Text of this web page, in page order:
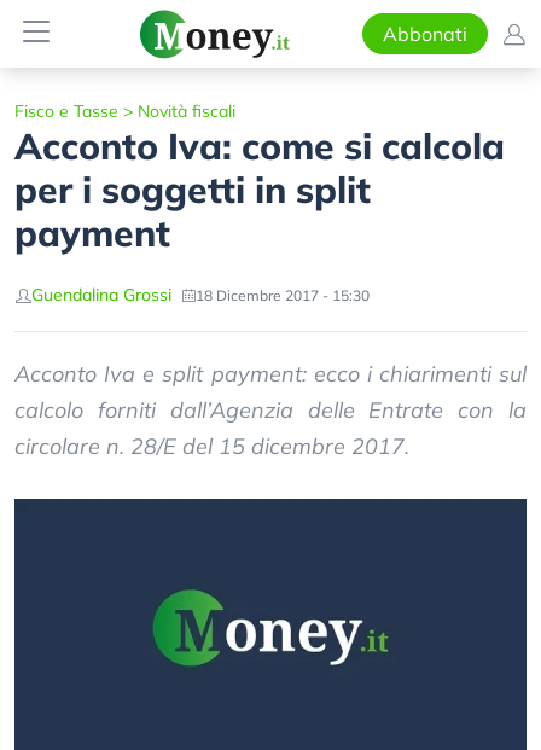
Abbonati
Fisco e Tasse > Novità fiscali
Acconto Iva: come si calcola
per i soggetti in split
payment
Guendalina Grossi 18 Dicembre 2017 - 15:30
Acconto Iva e split payment: ecco i chiarimenti sul
calcolo forniti dall’Agenzia delle Entrate con la
circolare n. 28/E del 15 dicembre 2017.